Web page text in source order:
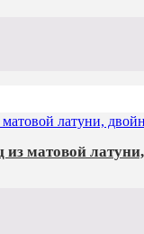
матовой